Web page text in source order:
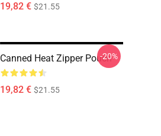
19,82 € $21.55
Canned Heat Zipper Pouch
19,82 € $21.55
-20%